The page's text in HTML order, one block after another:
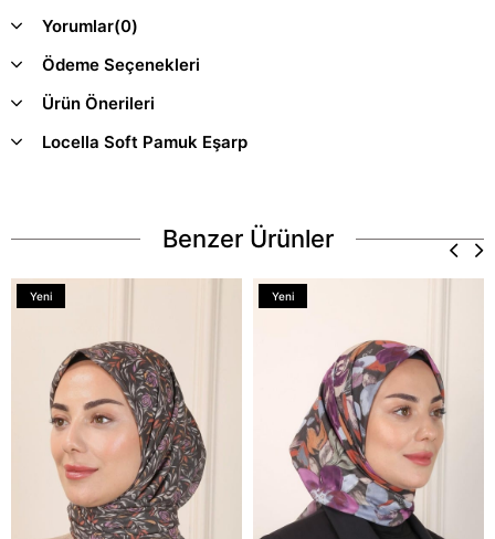
Yorumlar(0)
Ödeme Seçenekleri
Ürün Önerileri
Locella Soft Pamuk Eşarp
Benzer Ürünler
Yeni
Yeni